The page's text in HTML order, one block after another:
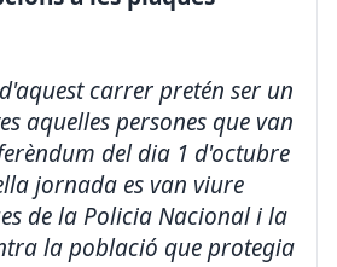
carrer pretén ser un
aquelles persones que van
del dia 1 d'octubre
jornada es van viure
de la Policia Nacional i la
la població que protegia